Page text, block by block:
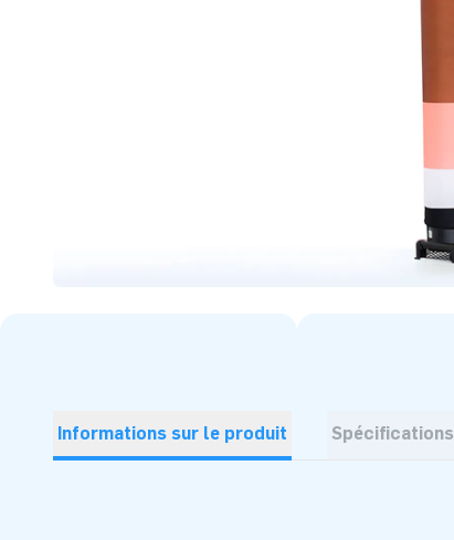
Informations sur le produit Spécifications